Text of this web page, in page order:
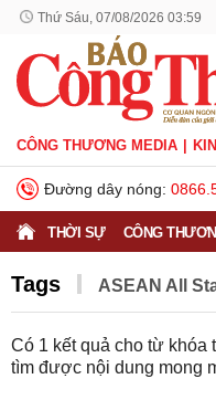
Thứ Sáu, 07/08/2026 03:59
CÔNG THƯƠNG MEDIA
Đường dây nóng:
THỜI SỰ CÔNG
Tags ASEAN All
Có 1 kết quả cho từ khóa
tìm được nội dung mong